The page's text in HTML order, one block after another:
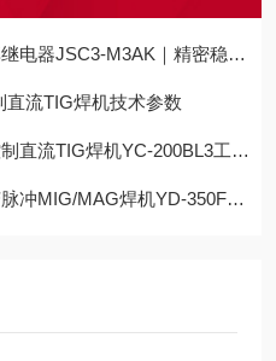
｜精密稳定+高效适配，工业级继电器
直流TIG焊机技术参数
流TIG焊机YC-200BL3工作原理
MIG/MAG焊机YD-350FT3特点